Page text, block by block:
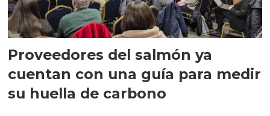
Proveedores del salmón ya
cuentan con una guía para medir
su huella de carbono